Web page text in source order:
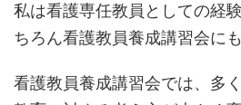
私は看護専任教員としての経
ちろん看護教員養成講習会に
看護教員養成講習会では、多